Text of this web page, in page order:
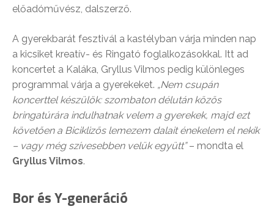
előadóművész, dalszerző.
A gyerekbarát fesztivál a kastélyban várja minden nap
a kicsiket kreatív- és Ringató foglalkozásokkal. Itt ad
koncertet a Kaláka, Gryllus Vilmos pedig különleges
programmal várja a gyerekeket. „Nem csupán
koncerttel készülök: szombaton délután közös
bringatúrára indulhatnak velem a gyerekek, majd ezt
követően a Biciklizős lemezem dalait énekelem el nekik
– vagy még szívesebben velük együtt”– mondta el
Gryllus Vilmos.
Bor és Y-generáció